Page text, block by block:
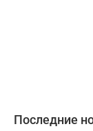
Последние